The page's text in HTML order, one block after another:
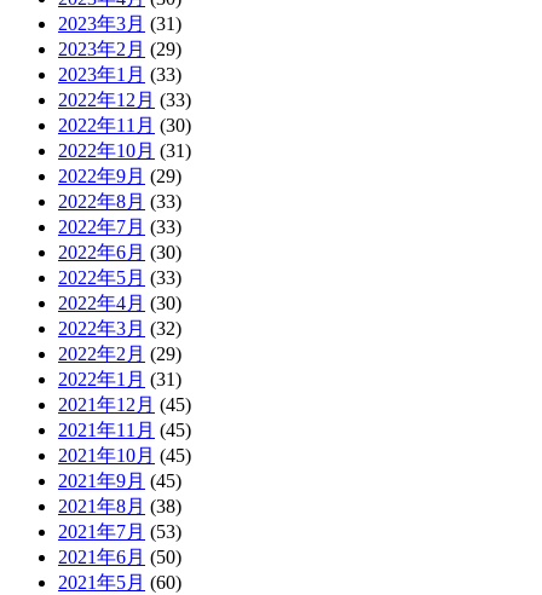
2023年3月 (31)
2023年2月 (29)
2023年1月 (33)
2022年12月 (33)
2022年11月 (30)
2022年10月 (31)
2022年9月 (29)
2022年8月 (33)
2022年7月 (33)
2022年6月 (30)
2022年5月 (33)
2022年4月 (30)
2022年3月 (32)
2022年2月 (29)
2022年1月 (31)
2021年12月 (45)
2021年11月 (45)
2021年10月 (45)
2021年9月 (45)
2021年8月 (38)
2021年7月 (53)
2021年6月 (50)
2021年5月 (60)